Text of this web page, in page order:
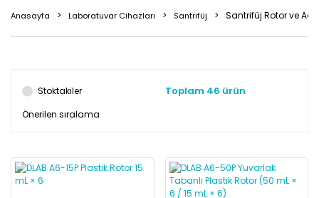
Anasayfa Laboratuvar Cihazları Santrifüj Santrifüj Rotor ve
Stoktakiler Toplam 46 ürün